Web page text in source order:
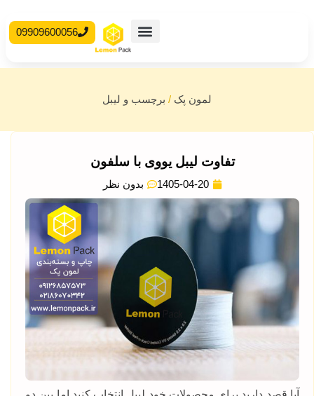
09909600056
لمون پک / برچسب و لیبل
تفاوت لیبل یووی با سلفون
1405-04-20 بدون نظر